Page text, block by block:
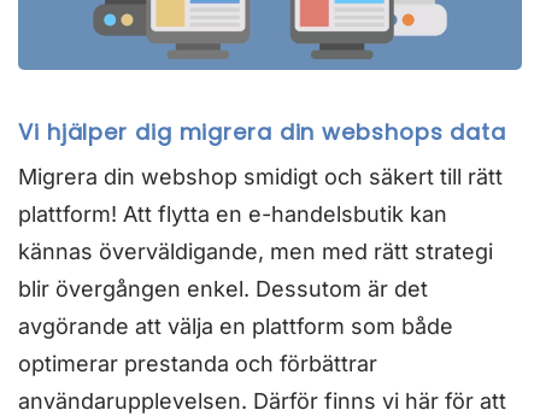
Vi hjälper dig migrera din webshops data
Migrera din webshop smidigt och säkert till rätt
plattform! Att flytta en e-handelsbutik kan
kännas överväldigande, men med rätt strategi
blir övergången enkel. Dessutom är det
avgörande att välja en plattform som både
optimerar prestanda och förbättrar
användarupplevelsen. Därför finns vi här för att